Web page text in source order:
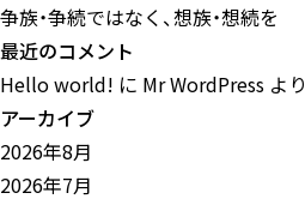
争族・争続ではなく、想族・想続を
最近のコメント
Hello world! に Mr WordPress より
アーカイブ
2026年8月
2026年7月